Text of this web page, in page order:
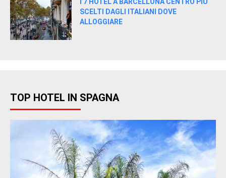
I 7 HOTEL A BARCELLONA CENTRO PIÙ
SCELTI DAGLI ITALIANI DOVE
ALLOGGIARE
TOP HOTEL IN SPAGNA